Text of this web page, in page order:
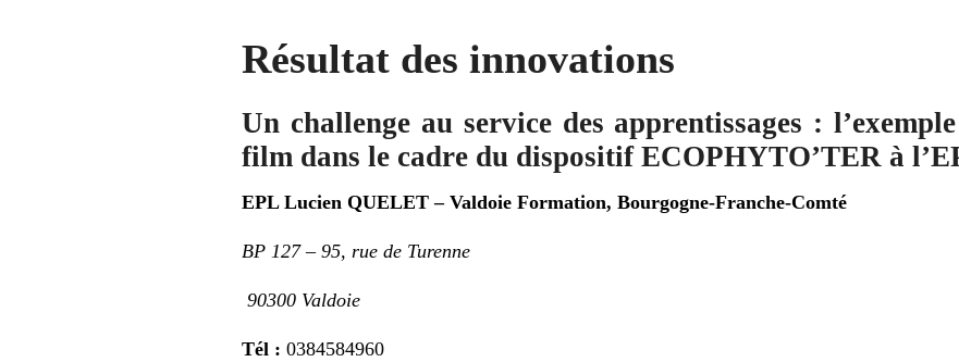
Résultat des innovations
Un challenge au service des apprentissages :
film dans le cadre du dispositif ECOPHYTO’TER à
EPL Lucien QUELET – Valdoie Formation, Bourgogne-Franche-Comté
BP 127 – 95, rue de Turenne
90300 Valdoie
Tél : 0384584960